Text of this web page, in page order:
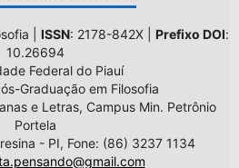
| ISSN: 2178-842X | Prefixo DOI:
10.26694
Federal do Piauí
Graduação em Filosofia
e Letras, Campus Min. Petrônio
Portela
- PI, Fone: (86) 3237 1134